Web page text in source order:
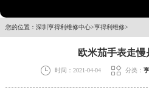
您的位置： 深圳亨得利维修中心>亨得利维修>
欧米茄手表走慢
 时间：2021-04-04  分类：